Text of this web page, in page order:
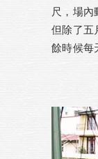
尺，場內
但除了五
餘時候每